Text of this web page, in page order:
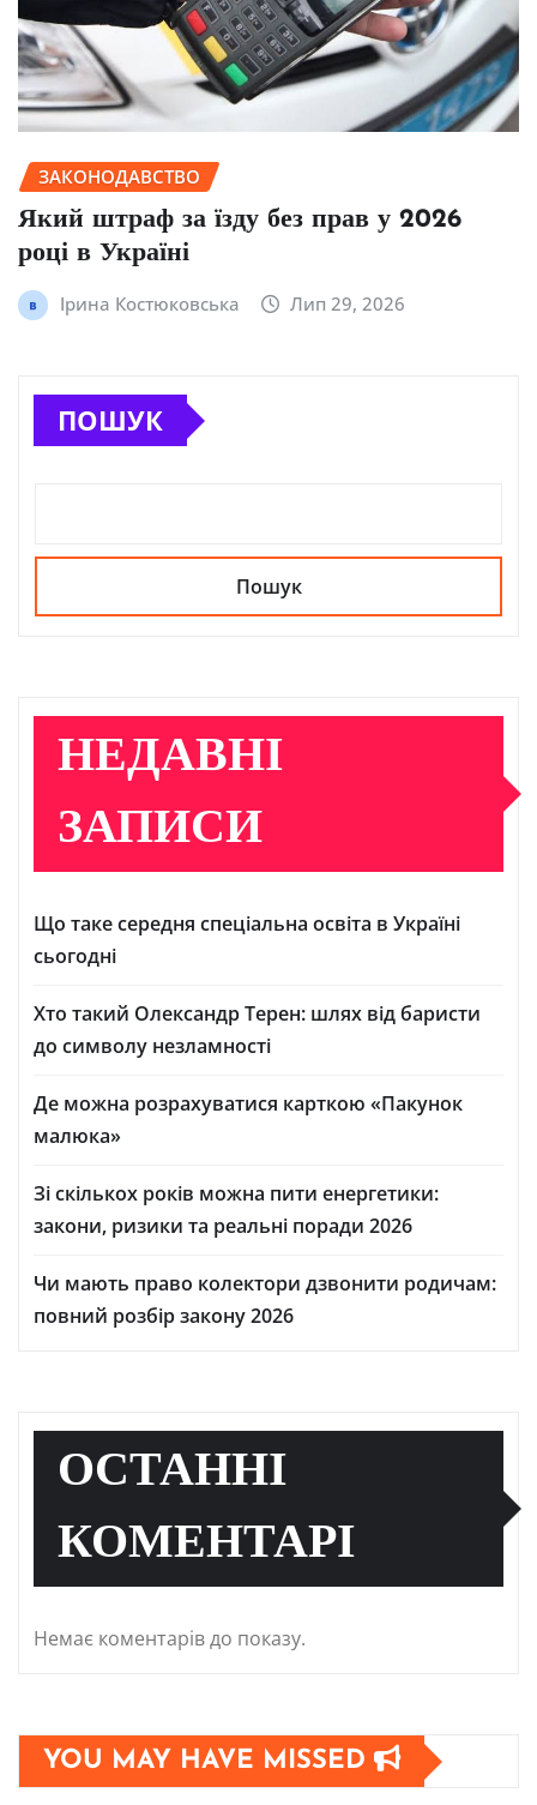
ЗАКОНОДАВСТВО
Який штраф за їзду без прав у 2026
році в Україні
Ірина Костюковська Лип 29, 2026
ПОШУК
Пошук
НЕДАВНІ
ЗАПИСИ
Що таке середня спеціальна освіта в Україні
сьогодні
Хто такий Олександр Терен: шлях від баристи
до символу незламності
Де можна розрахуватися карткою «Пакунок
малюка»
Зі скількох років можна пити енергетики:
закони, ризики та реальні поради 2026
Чи мають право колектори дзвонити родичам:
повний розбір закону 2026
ОСТАННІ
КОМЕНТАРІ
Немає коментарів до показу.
YOU MAY HAVE MISSED